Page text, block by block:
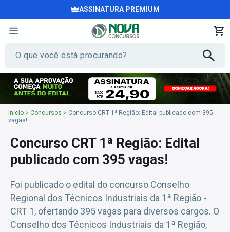
ASSINATURA PREMIUM
Início > Concursos > Concurso CRT 1ª Região: Edital publicado com 395
vagas!
Concurso CRT 1ª Região: Edital
publicado com 395 vagas!
Foi publicado o edital do concurso Conselho
Regional dos Técnicos Industriais da 1ª Região -
CRT 1, ofertando 395 vagas para diversos cargos. O
Conselho dos Técnicos Industriais da 1ª Região,